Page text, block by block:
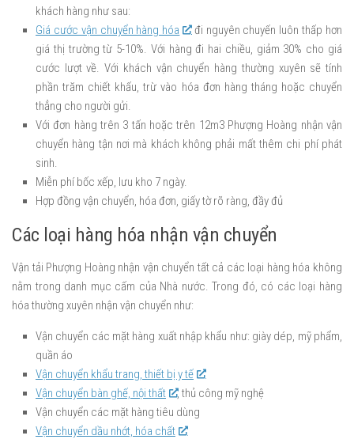
khách hàng như sau:
Giá cước vận chuyển hàng hóa
đi nguyên chuyến luôn thấp hơn
giá thị trường từ 5-10%. Với hàng đi hai chiều, giảm 30% cho giá
cước lượt về. Với khách vận chuyển hàng thường xuyên sẽ tính
phần trăm chiết khấu, trừ vào hóa đơn hàng tháng hoặc chuyển
thẳng cho người gửi.
Với đơn hàng trên 3 tấn hoặc trên 12m3 Phượng Hoàng nhận vận
chuyển hàng tận nơi mà khách không phải mất thêm chi phí phát
sinh.
Miễn phí bốc xếp, lưu kho 7 ngày.
Hợp đồng vận chuyển, hóa đơn, giấy tờ rõ ràng, đầy đủ
Các loại hàng hóa nhận vận chuyển
Vận tải Phượng Hoàng nhận vận chuyển tất cả các loại hàng hóa không
nằm trong danh mục cấm của Nhà nước. Trong đó, có các loại hàng
hóa thường xuyên nhận vận chuyển như:
Vận chuyển các mặt hàng xuất nhập khẩu như: giày dép, mỹ phẩm,
quần áo
Vận chuyển khẩu trang, thiết bị y tế
Vận chuyển bàn ghế, nội thất
, thủ công mỹ nghệ
Vận chuyển các mặt hàng tiêu dùng
Vận chuyển dầu nhớt, hóa chất